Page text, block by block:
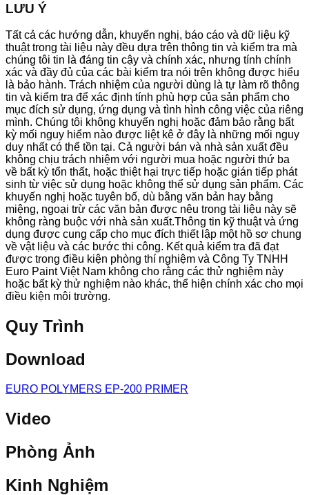
LƯU Ý
Tất cả các hướng dẫn, khuyến nghị, báo cáo và dữ liệu kỹ
thuật trong tài liệu này đều dựa trên thông tin và kiểm tra mà
chúng tôi tin là đáng tin cậy và chính xác, nhưng tính chính
xác và đầy đủ của các bài kiểm tra nói trên không được hiểu
là bảo hành. Trách nhiệm của người dùng là tự làm rõ thông
tin và kiểm tra để xác định tính phù hợp của sản phẩm cho
mục đích sử dụng, ứng dụng và tình hình công việc của riêng
mình. Chúng tôi không khuyến nghị hoặc đảm bảo rằng bất
kỳ mối nguy hiểm nào được liệt kê ở đây là những mối nguy
duy nhất có thể tồn tại. Cả người bán và nhà sản xuất đều
không chịu trách nhiệm với người mua hoặc người thứ ba
về bất kỳ tổn thất, hoặc thiệt hại trực tiếp hoặc gián tiếp phát
sinh từ việc sử dụng hoặc không thể sử dụng sản phẩm. Các
khuyến nghị hoặc tuyên bố, dù bằng văn bản hay bằng
miệng, ngoại trừ các văn bản được nêu trong tài liệu này sẽ
không ràng buộc với nhà sản xuất.Thông tin kỹ thuật và ứng
dụng được cung cấp cho mục đích thiết lập một hồ sơ chung
về vật liệu và các bước thi công. Kết quả kiểm tra đã đạt
được trong điều kiện phòng thí nghiệm và Công Ty TNHH
Euro Paint Việt Nam không cho rằng các thử nghiệm này
hoặc bất kỳ thử nghiệm nào khác, thể hiện chính xác cho mọi
điều kiện môi trường.
Quy Trình
Download
EURO POLYMERS EP-200 PRIMER
Video
Phòng Ảnh
Kinh Nghiệm